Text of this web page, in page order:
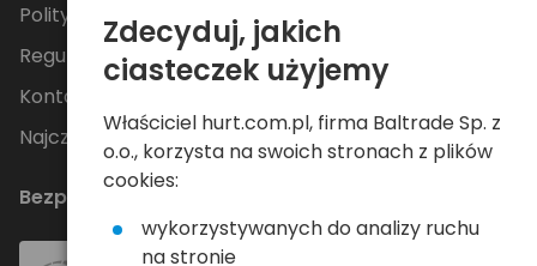
Polityka Prywatności
Regulamin
Kontakt
Najczęściej zadawane pytania
Bezpieczne płatności
Zdecyduj, jakich
ciasteczek użyjemy
Właściciel hurt.com.pl, firma Baltrade Sp. z
o.o., korzysta na swoich stronach z plików
cookies:
wykorzystywanych do analizy ruchu
na stronie